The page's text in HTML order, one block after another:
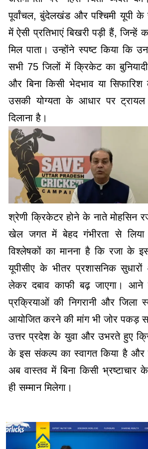
पूर्वांचल, बुंदेलखंड और पश्चिमी यूपी के
में ऐसी प्रतिभाएं बिखरी पड़ी हैं, जिन्हें
मिल पाता। ​उन्होंने स्पष्ट किया कि
सभी 75 जिलों में क्रिकेट का
और बिना किसी भेदभाव या
उसकी योग्यता के आधार पर
दिलाना है।
श्रेणी क्रिकेटर होने के नाते मोहसिन
खेल जगत में बेहद गंभीरता से
विश्लेषकों का मानना है कि रजा के
यूपीसीए के भीतर प्रशासनिक सुधारों
लेकर दबाव काफी बढ़ जाएगा। आने
प्रक्रियाओं की निगरानी और जिला
आयोजित करने की मांग भी जोर पकड़
​उत्तर प्रदेश के युवा और उभरते हुए
के इस संकल्प का स्वागत किया है और
अब वास्तव में बिना किसी भ्रष्टाचार
ही सम्मान मिलेगा।